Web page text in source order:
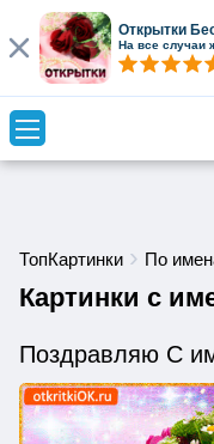
ТопКартинки По
Картинки с
Поздравляю С
Открытки
На все случаи